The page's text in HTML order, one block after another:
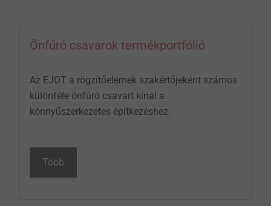
Önfúró csavarok termékportfólió
Az EJOT a rögzítőelemek szakértőjeként számos
különféle önfúró csavart kínál a
könnyűszerkezetes építkezéshez.
Több